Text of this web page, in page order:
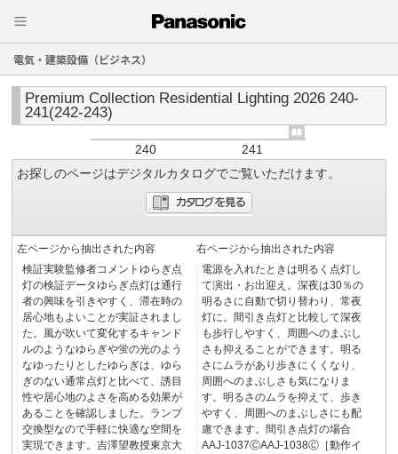
電気・建築設備（ビジネス）
Premium Collection Residential Lighting 2026 240-
241(242-243)
240
241
お探しのページはデジタルカタログでご覧いただけます。
左ページから抽出された内容
検証実験監修者コメントゆらぎ点
灯の検証データゆらぎ点灯は通行
者の興味を引きやすく、滞在時の
居心地もよいことが実証されまし
た。風が吹いて変化するキャンド
ルのようなゆらぎや蛍の光のよう
なゆったりとしたゆらぎは、ゆら
ぎのない通常点灯と比べて、誘目
性や居心地のよさを高める効果が
あることを確認しました。ランプ
交換型なので手軽に快適な空間を
実現できます。吉澤望教授東京大
右ページから抽出された内容
電源を入れたときは明るく点灯し
て演出・お出迎え。深夜は30％の
明るさに自動で切り替わり、常夜
灯に。間引き点灯と比較して深夜
も歩行しやすく、周囲へのまぶし
さも抑えることができます。明る
さにムラがあり歩きにくくなり、
周囲へのまぶしさも気になりま
す。明るさのムラを抑えて、歩き
やすく、周囲へのまぶしさにも配
慮できます。間引き点灯の場合
AAJ-1037ⒸAAJ-1038Ⓒ［動作イ